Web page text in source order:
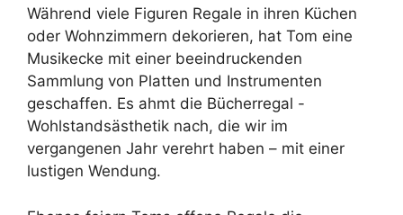
Während viele Figuren Regale in ihren Küchen
oder Wohnzimmern dekorieren, hat Tom eine
Musikecke mit einer beeindruckenden
Sammlung von Platten und Instrumenten
geschaffen. Es ahmt die Bücherregal -
Wohlstandsästhetik nach, die wir im
vergangenen Jahr verehrt haben – mit einer
lustigen Wendung.